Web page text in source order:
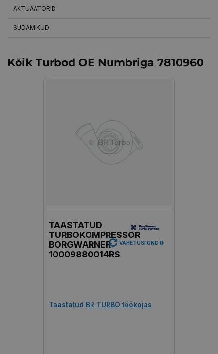
AKTUAATORID
SÜDAMIKUD
Kõik Turbod OE Numbriga 7810960
TAASTATUD
TURBOKOMPRESSOR
BORGWARNER
10009880014RS
Taastatud BR TURBO töökojas
VAHETUSFOND